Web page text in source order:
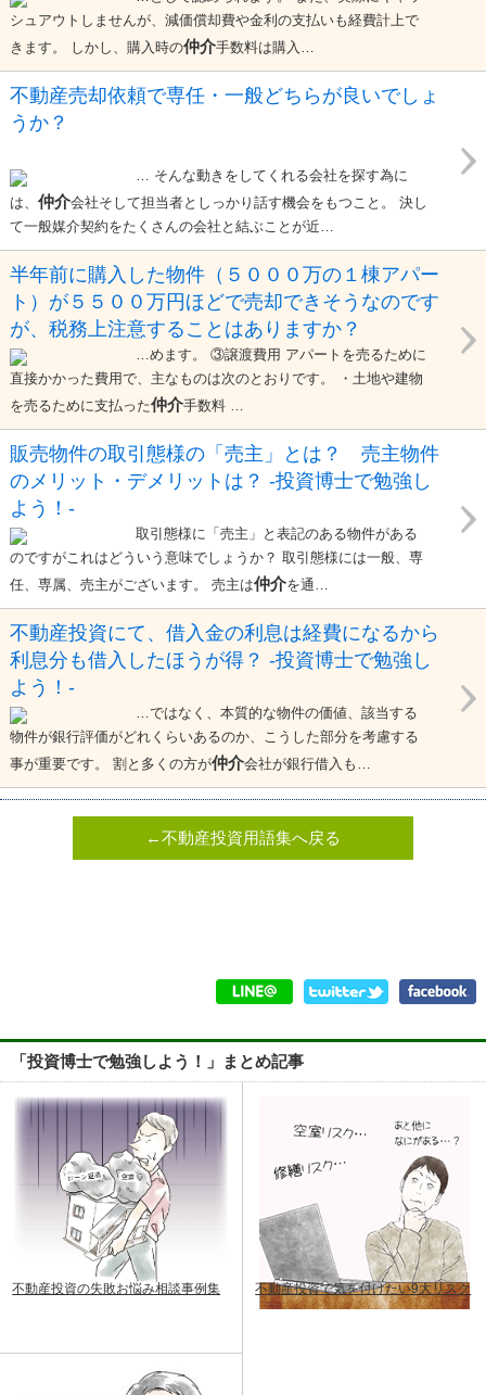
シュアウトしませんが、減価償却費や金利の支払いも経費計上で
きます。 しかし、購入時の仲介手数料は購入…
不動産売却依頼で専任・一般どちらが良いでしょ
うか？
… そんな動きをしてくれる会社を探す為に
は、 仲介会社そして担当者としっかり話す機会をもつこと。 決し
て一般媒介契約をたくさんの会社と結ぶことが近…
半年前に購入した物件（５０００万の１棟アパー
ト）が５５００万円ほどで売却できそうなのです
が、税務上注意することはありますか？
…めます。 ③譲渡費用 アパートを売るために
直接かかった費用で、主なものは次のとおりです。 ・土地や建物
を売るために支払った仲介手数料 …
販売物件の取引態様の「売主」とは？ 売主物件
のメリット・デメリットは？ -投資博士で勉強し
よう！-
取引態様に「売主」と表記のある物件がある
のですがこれはどういう意味でしょうか？ 取引態様には一般、専
任、専属、売主がございます。 売主は仲介を通…
不動産投資にて、借入金の利息は経費になるから
利息分も借入したほうが得？ -投資博士で勉強し
よう！-
…ではなく、本質的な物件の価値、該当する
物件が銀行評価がどれくらいあるのか、こうした部分を考慮する
事が重要です。 割と多くの方が仲介会社が銀行借入も…
←不動産投資用語集へ戻る
「投資博士で勉強しよう！」まとめ記事
不動産投資の失敗お悩み相談事例集 不動産投資で気を付けたい9大リスク